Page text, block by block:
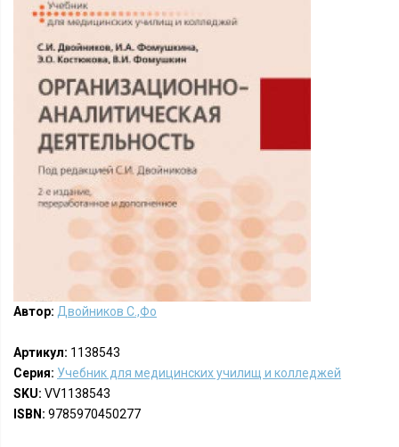
Автор: Двойников С.,Фо
Артикул: 1138543
Серия: Учебник для медицинских училищ и колледжей
SKU: VV1138543
ISBN: 9785970450277